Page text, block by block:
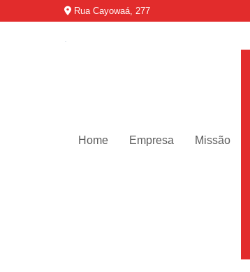
Rua Cayowaá, 277
Home Empresa Missão